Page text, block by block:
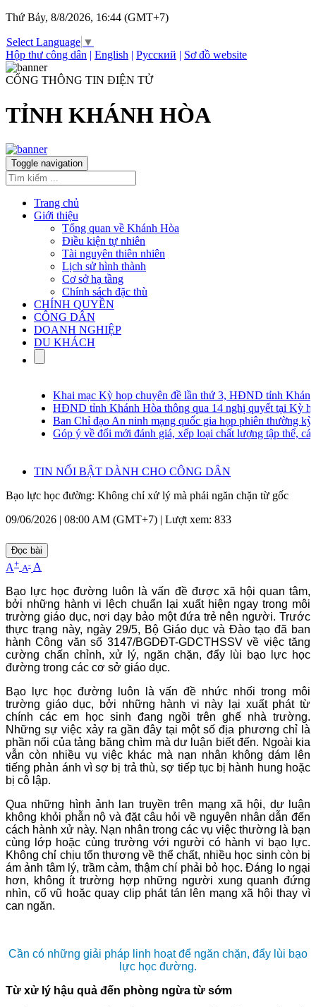
Thứ Bảy, 8/8/2026, 16:44 (GMT+7)
Select Language ▼
Hộp thư công dân | English | Русский | Sơ đồ website
CỔNG THÔNG TIN ĐIỆN TỬ
TỈNH KHÁNH HÒA
Toggle navigation
Trang chủ
Giới thiệu
Tổng quan về Khánh Hòa
Điều kiện tự nhiên
Tài nguyên thiên nhiên
Lịch sử hình thành
Cơ sở hạ tầng
Chính sách đặc thù
CHÍNH QUYỀN
CÔNG DÂN
DOANH NGHIỆP
DU KHÁCH
Khai mạc Kỳ họp chuyên đề lần thứ 3, HĐND tỉnh Khánh
HĐND tỉnh Khánh Hòa thông qua 14 nghị quyết tại Kỳ họp
Ban Chỉ đạo An ninh mạng quốc gia họp phiên thường kỳ
Góp ý về đổi mới đánh giá, xếp loại chất lượng tập thể, cá
TIN NỔI BẬT DÀNH CHO CÔNG DÂN
Bạo lực học đường: Không chỉ xử lý mà phải ngăn chặn từ gốc
09/06/2026 | 08:00 AM (GMT+7) | Lượt xem: 833
Đọc bài
A+ A- A
Bạo lực học đường luôn là vấn đề được xã hội quan tâm,
bởi những hành vi lệch chuẩn lại xuất hiện ngay trong môi
trường giáo dục, nơi dạy bảo một đứa trẻ nên người. Trước
thực trạng này, ngày 29/5, Bộ Giáo dục và Đào tạo đã ban
hành Công văn số 3147/BGDĐT-GDCTHSSV về việc tăng
cường chấn chỉnh, xử lý, ngăn chặn, đẩy lùi bạo lực học
đường trong các cơ sở giáo dục.
Bạo lực học đường luôn là vấn đề nhức nhối trong môi
trường giáo dục, bởi những hành vi này lại xuất phát từ
chính các em học sinh đang ngồi trên ghế nhà trường.
Những sự việc xảy ra gần đây tại một số địa phương chỉ là
phần nổi của tảng băng chìm mà dư luận biết đến. Ngoài kia
vẫn còn nhiều vụ việc khác mà nạn nhân không dám lên
tiếng phản ánh vì sợ bị trả thù, sợ tiếp tục bị hành hung hoặc
bị cô lập.
Qua những hình ảnh lan truyền trên mạng xã hội, dư luận
không khỏi phẫn nộ và đặt câu hỏi về nguyên nhân dẫn đến
cách hành xử này. Nạn nhân trong các vụ việc thường là bạn
cùng lớp hoặc cùng trường với người có hành vi bạo lực.
Không chỉ chịu tổn thương về thể chất, nhiều học sinh còn bị
ám ảnh tâm lý, trầm cảm, thậm chí phải bỏ học. Đáng lo ngại
hơn, không ít trường hợp những người xung quanh đứng
nhìn, cổ vũ hoặc quay clip phát tán lên mạng xã hội thay vì
can ngăn.
Cần có những giải pháp linh hoạt để ngăn chặn, đẩy lùi bạo
lực học đường.
Từ xử lý hậu quả đến phòng ngừa từ sớm